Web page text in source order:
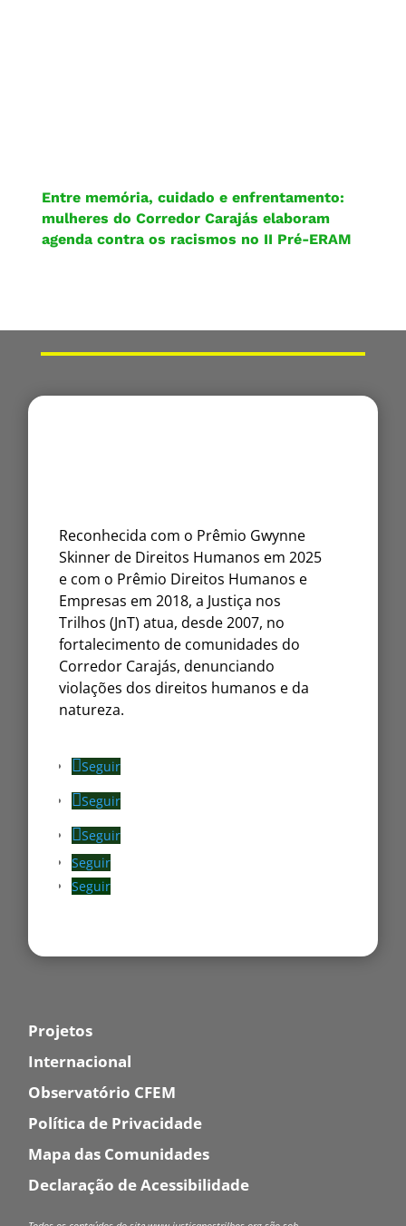
Entre memória, cuidado e enfrentamento:
mulheres do Corredor Carajás elaboram
agenda contra os racismos no II Pré-ERAM
Reconhecida com o Prêmio Gwynne
Skinner de Direitos Humanos em 2025
e com o Prêmio Direitos Humanos e
Empresas em 2018, a Justiça nos
Trilhos (JnT) atua, desde 2007, no
fortalecimento de comunidades do
Corredor Carajás, denunciando
violações dos direitos humanos e da
natureza.
Seguir
Seguir
Seguir
Seguir
Seguir
Projetos
Internacional
Observatório CFEM
Política de Privacidade
Mapa das Comunidades
Declaração de Acessibilidade